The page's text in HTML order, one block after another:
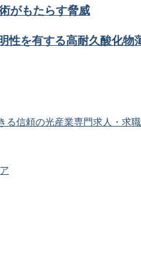
がもたらす脅威
性を有する高耐久酸化物